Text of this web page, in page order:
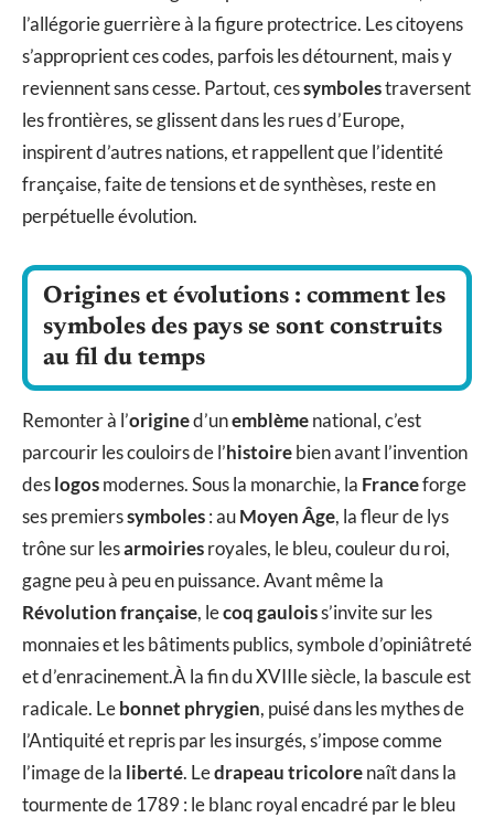
l’allégorie guerrière à la figure protectrice. Les citoyens
s’approprient ces codes, parfois les détournent, mais y
reviennent sans cesse. Partout, cessymbolestraversent
les frontières, se glissent dans les rues d’Europe,
inspirent d’autres nations, et rappellent que l’identité
française, faite de tensions et de synthèses, reste en
perpétuelle évolution.
Origines et évolutions : comment les
symboles des pays se sont construits
au fil du temps
Remonter à l’origined’unemblèmenational, c’est
parcourir les couloirs de l’histoirebien avant l’invention
deslogosmodernes. Sous la monarchie, la Franceforge
ses premierssymboles: auMoyen Âge, la fleur de lys
trône sur lesarmoiriesroyales, le bleu, couleur du roi,
gagne peu à peu en puissance. Avant même la
Révolution française, lecoq gauloiss’invite sur les
monnaies et les bâtiments publics, symbole d’opiniâtreté
et d’enracinement.À la fin du XVIIIe siècle, la bascule est
radicale. Lebonnet phrygien, puisé dans les mythes de
l’Antiquité et repris par les insurgés, s’impose comme
l’image de la liberté. Ledrapeau tricolorenaît dans la
tourmente de 1789 : le blanc royal encadré par le bleu